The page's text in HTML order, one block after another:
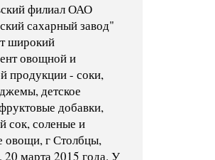
филиал ОАО
сахарный завод"
широкий
овощной и
продукции - соки,
детское
добавки,
сок, соленые и
овощи, г Столбцы,
20 марта 2015 года. У